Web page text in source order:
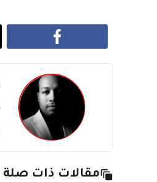
مقالات ذات صلة